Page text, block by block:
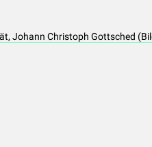
Johann Christoph Gottsched